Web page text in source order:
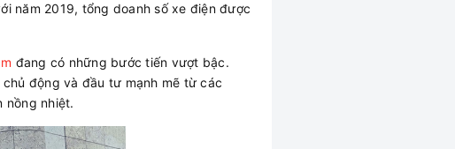
năm 2019, tổng doanh số xe điện được
đang có những bước tiến vượt bậc.
động và đầu tư mạnh mẽ từ các
nồng nhiệt.